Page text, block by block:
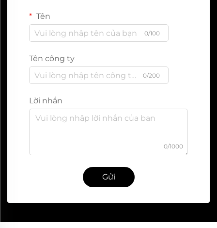
Tên
0/100
Tên công ty
0/200
Lời nhắn
0/1000
Gửi